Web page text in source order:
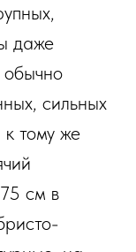
даже
сильных
к тому же
см в